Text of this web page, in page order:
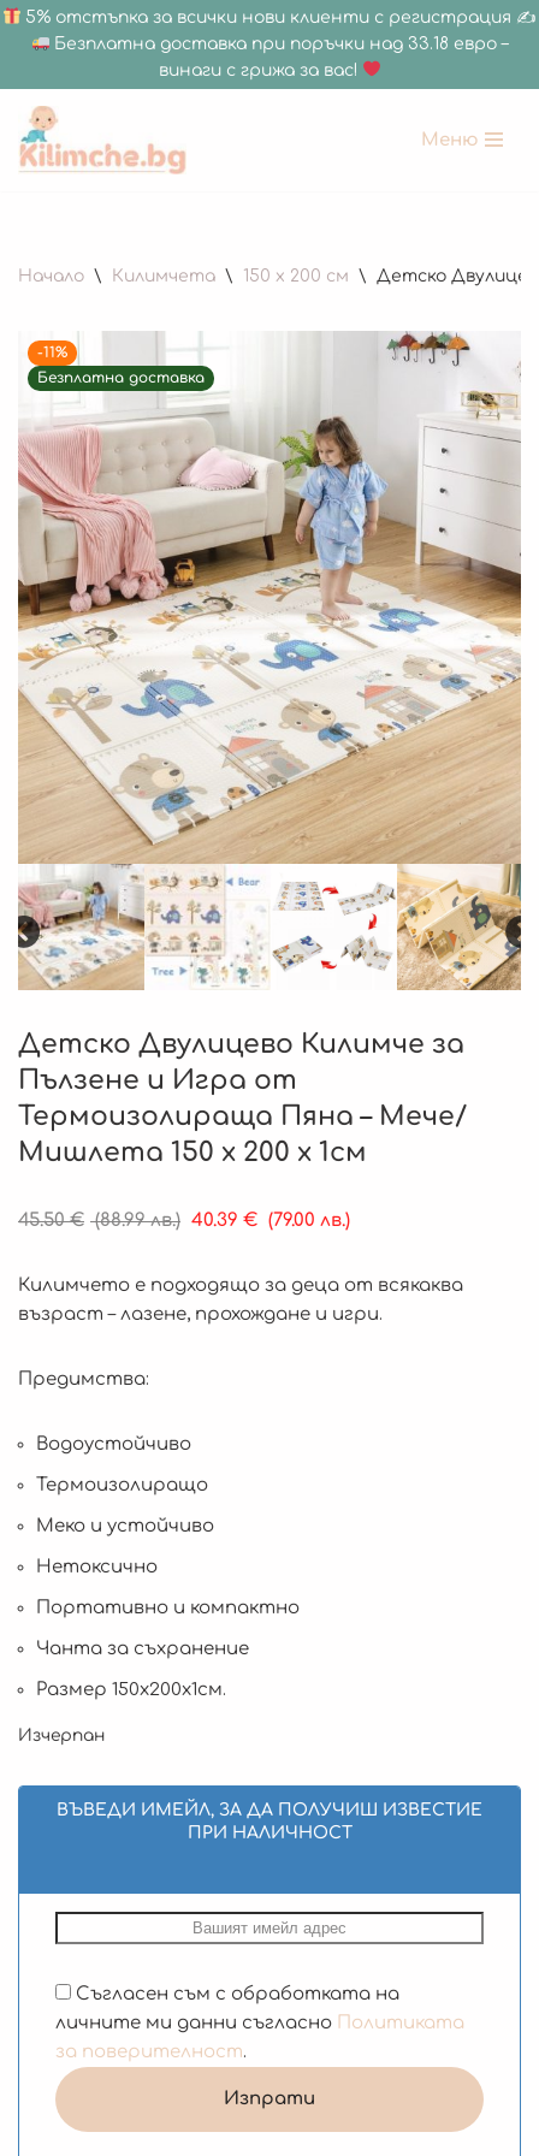
5% отстъпка за всички нови клиенти с регистрация ✍
Безплатна доставка при поръчки над 33.18 евро –
винаги с грижа за вас!
Продължете
Меню
Начало \ Килимчета \ 150 х 200 см \ Детско
-11%
Безплатна доставка
Детско Двулицево Килимче за
Пълзене и Игра от
Термоизолираща Пяна – Мече/
Мишлета 150 x 200 x 1см
45.50€ (88.99 лв.) 40.39 € (79.00 лв.)
Килимчето е подходящо за деца от всякаква
възраст – лазене, прохождане и игри.
Предимства:
Водоустойчиво
Термоизолиращо
Меко и устойчиво
Нетоксично
Портативно и компактно
Чанта за съхранение
Размер 150х200х1см.
Изчерпан
ВЪВЕДИ ИМЕЙЛ, ЗА ДА ПОЛУЧИШ ИЗВЕСТИЕ
ПРИ НАЛИЧНОСТ
Съгласен съм с обработката на
личните ми данни съгласно Политиката
за поверителност.